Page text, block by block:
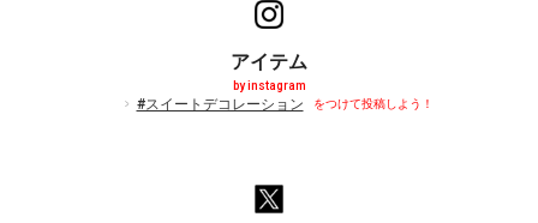
アイテム
by instagram
#スイートデコレーション をつけて投稿しよう！